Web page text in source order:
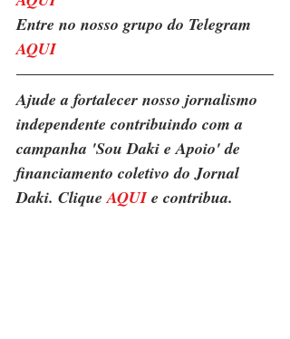
Entre no nosso grupo do Telegram
AQUI
Ajude a fortalecer nosso jornalismo
independente contribuindo com a
campanha 'Sou Daki e Apoio' de
financiamento coletivo do Jornal
Daki. Clique AQUI e contribua.